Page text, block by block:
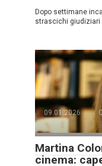
Dopo settimane
strascichi giudiziari
09.01.2026
Martina
cinema: